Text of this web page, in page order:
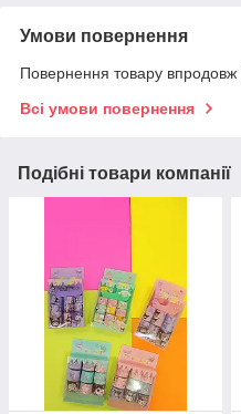
Умови повернення
Повернення товару впродовж
Всі умови повернення
Подібні товари компанії